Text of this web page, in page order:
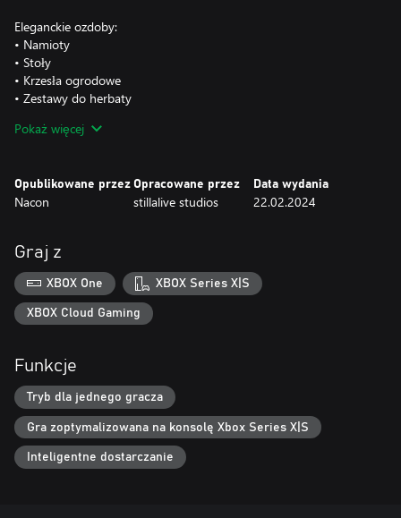
Eleganckie ozdoby:
• Namioty
• Stoły
• Krzesła ogrodowe
• Zestawy do herbaty
• Słoiki na motyle
Wesołe balony i balonowe ozdoby:
• Balonowe łuki
• Balonowe gwiazdy
• Zwykłe balony
• Okrągłe balony
• Balonowe serca
Mnóstwo niesamowitych lamp, które rozświetlą twój ogród:
• Lampy z motylami
• Kwiatowe lampy
Inne wyjątkowe elementy ozdobne:
• Wiszące donice
• Wiszące donice na kwiaty
• Wieże kwiatowe
Pokaż więcej
Opublikowane przez
Nacon
Opracowane przez
stillalive studios
Data wydania
22.02.2024
Graj z
XBOX One XBOX Series X|S
XBOX Cloud Gaming
Funkcje
Tryb dla jednego gracza
Gra zoptymalizowana na konsolę Xbox Series X|S
Inteligentne dostarczanie